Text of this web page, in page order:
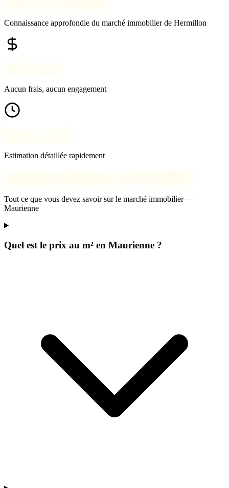
Connaissance approfondie du marché immobilier de Hermillon
Aucun frais, aucun engagement
Estimation détaillée rapidement
Tout ce que vous devez savoir sur le marché immobilier —
Maurienne
Quel est le prix au m² en Maurienne ?